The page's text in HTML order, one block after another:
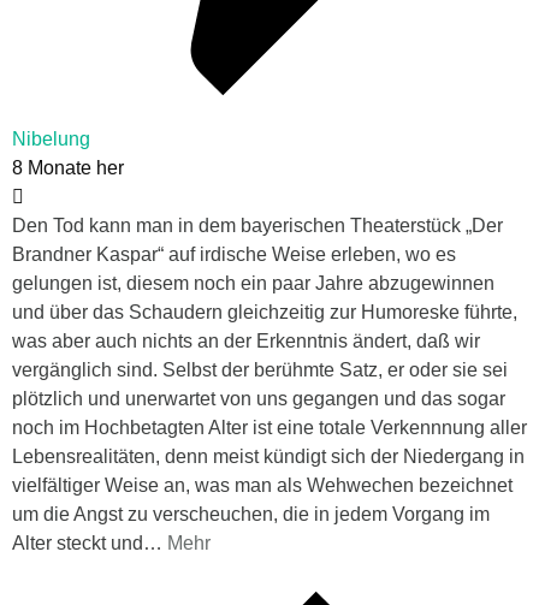
Nibelung
8 Monate her
Den Tod kann man in dem bayerischen Theaterstück „Der
Brandner Kaspar“ auf irdische Weise erleben, wo es
gelungen ist, diesem noch ein paar Jahre abzugewinnen
und über das Schaudern gleichzeitig zur Humoreske führte,
was aber auch nichts an der Erkenntnis ändert, daß wir
vergänglich sind. Selbst der berühmte Satz, er oder sie sei
plötzlich und unerwartet von uns gegangen und das sogar
noch im Hochbetagten Alter ist eine totale Verkennnung aller
Lebensrealitäten, denn meist kündigt sich der Niedergang in
vielfältiger Weise an, was man als Wehwechen bezeichnet
um die Angst zu verscheuchen, die in jedem Vorgang im
Alter steckt und … Mehr